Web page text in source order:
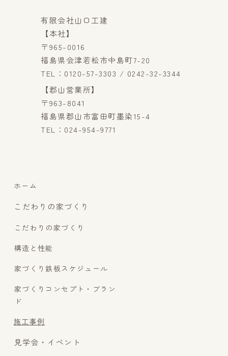
有限会社山口工建
【本社】
〒965-0016
福島県会津若松市中島町7-20
TEL：0120-57-3303 / 0242-32-3344
【郡山営業所】
〒963-8041
福島県郡山市富田町墨染15-4
TEL：024-954-9771
ホーム
こだわりの家づくり
こだわりの家づくり
構造と性能
家づくり鉄板スケジュール
家づくりコンセプト・ブラン
ド
施工事例
見学会・イベント